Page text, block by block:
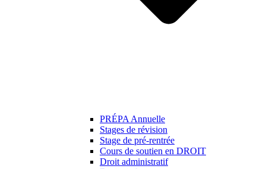
PRÉPA Annuelle
Stages de révision
Stage de pré-rentrée
Cours de soutien en DROIT
Droit administratif